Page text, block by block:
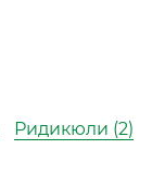
Ридикюли (2)